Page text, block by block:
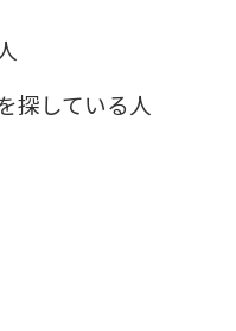
探している人